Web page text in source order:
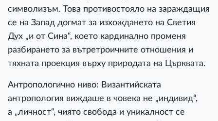
символизъм. Това противостояло на зараждащия
се на Запад догмат за изхождането на Светия
Дух „и от Сина“, което кардинално променя
разбирането за вътретроичните отношения и
тяхната проекция върху природата на Църквата.
Антропологично ниво: Византийската
антропология виждаше в човека не „индивид“,
а „личност“, чиято свобода и уникалност се